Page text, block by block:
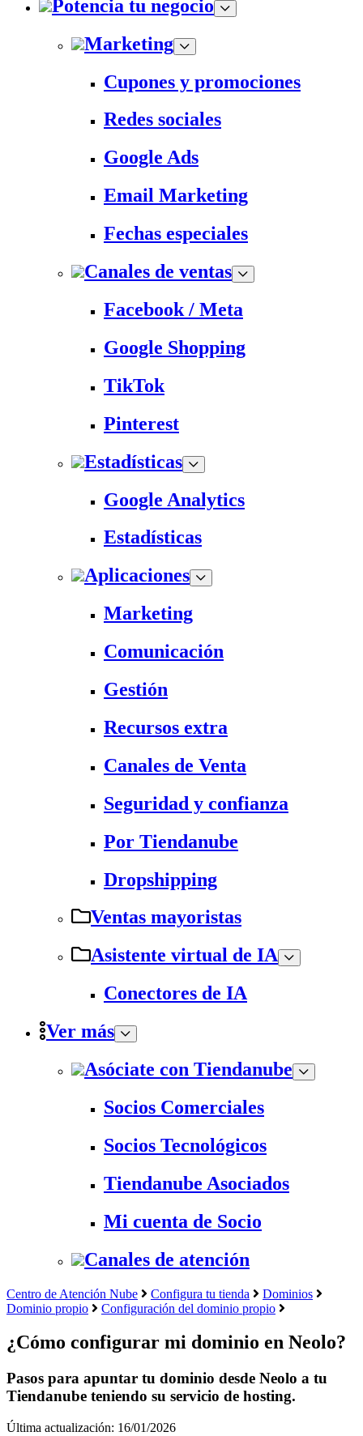
Potencia tu negocio
Marketing
Cupones y promociones
Redes sociales
Google Ads
Email Marketing
Fechas especiales
Canales de ventas
Facebook / Meta
Google Shopping
TikTok
Pinterest
Estadísticas
Google Analytics
Estadísticas
Aplicaciones
Marketing
Comunicación
Gestión
Recursos extra
Canales de Venta
Seguridad y confianza
Por Tiendanube
Dropshipping
Ventas mayoristas
Asistente virtual de IA
Conectores de IA
Ver más
Asóciate con Tiendanube
Socios Comerciales
Socios Tecnológicos
Tiendanube Asociados
Mi cuenta de Socio
Canales de atención
Centro de Atención Nube Configura tu tienda
Dominios
Dominio propio
Configuración del dominio propio
¿Cómo configurar mi dominio en Neolo?
Pasos para apuntar tu dominio desde Neolo a tu
Tiendanube teniendo su servicio de hosting.
Última actualización: 16/01/2026